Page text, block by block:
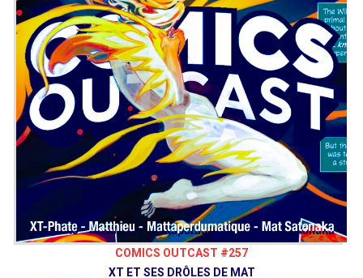
COMICS OUTCAST #257
XT ET SES DRÔLES DE MAT